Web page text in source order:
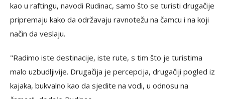
kao u raftingu, navodi Rudinac, samo što se turisti drugačije
pripremaju kako da održavaju ravnotežu na čamcu i na koji
način da veslaju.
"Radimo iste destinacije, iste rute, s tim što je turistima
malo uzbudljivije. Drugačija je percepcija, drugačiji pogled iz
kajaka, bukvalno kao da sjedite na vodi, u odnosu na